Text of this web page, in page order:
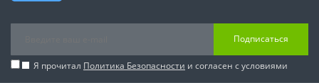
Подписаться
Я прочитал Политика Безопасности и согласен с условиями